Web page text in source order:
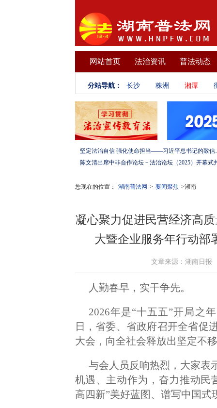
网站首页 法治资讯 普法动态
分站导航： 长沙 株洲 湘潭
坚定法治自信 强化使
您现在的位置： 湖南普法网 > 要闻聚焦 >湖南
凝心聚力促进民营经济高
大暨企业服务年行动部
文章来源：湖南日
人勤春早，实干争先。
2026年是“十五五”开局之
日，省委、省政府召开全省促
大会，向全社会释放出坚定不
与会人员反响热烈，大家表
机遇、主动作为，奋力推动民
高四新”美好蓝图、谱写中国